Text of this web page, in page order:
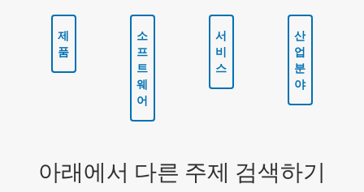
제
품
소
프
트
웨
어
서
비
스
산
업
분
야
아래에서 다른 주제 검색하기